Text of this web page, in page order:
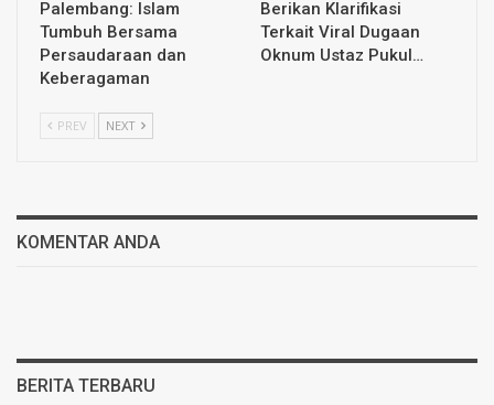
Palembang: Islam
Tumbuh Bersama
Persaudaraan dan
Keberagaman
Berikan Klarifikasi
Terkait Viral Dugaan
Oknum Ustaz Pukul…
PREV NEXT
KOMENTAR ANDA
BERITA TERBARU